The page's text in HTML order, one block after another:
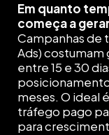
Em quanto
começa a
Campanhas de
Ads) costumam
entre 15 e 30
meses. O ideal
tráfego pago
para